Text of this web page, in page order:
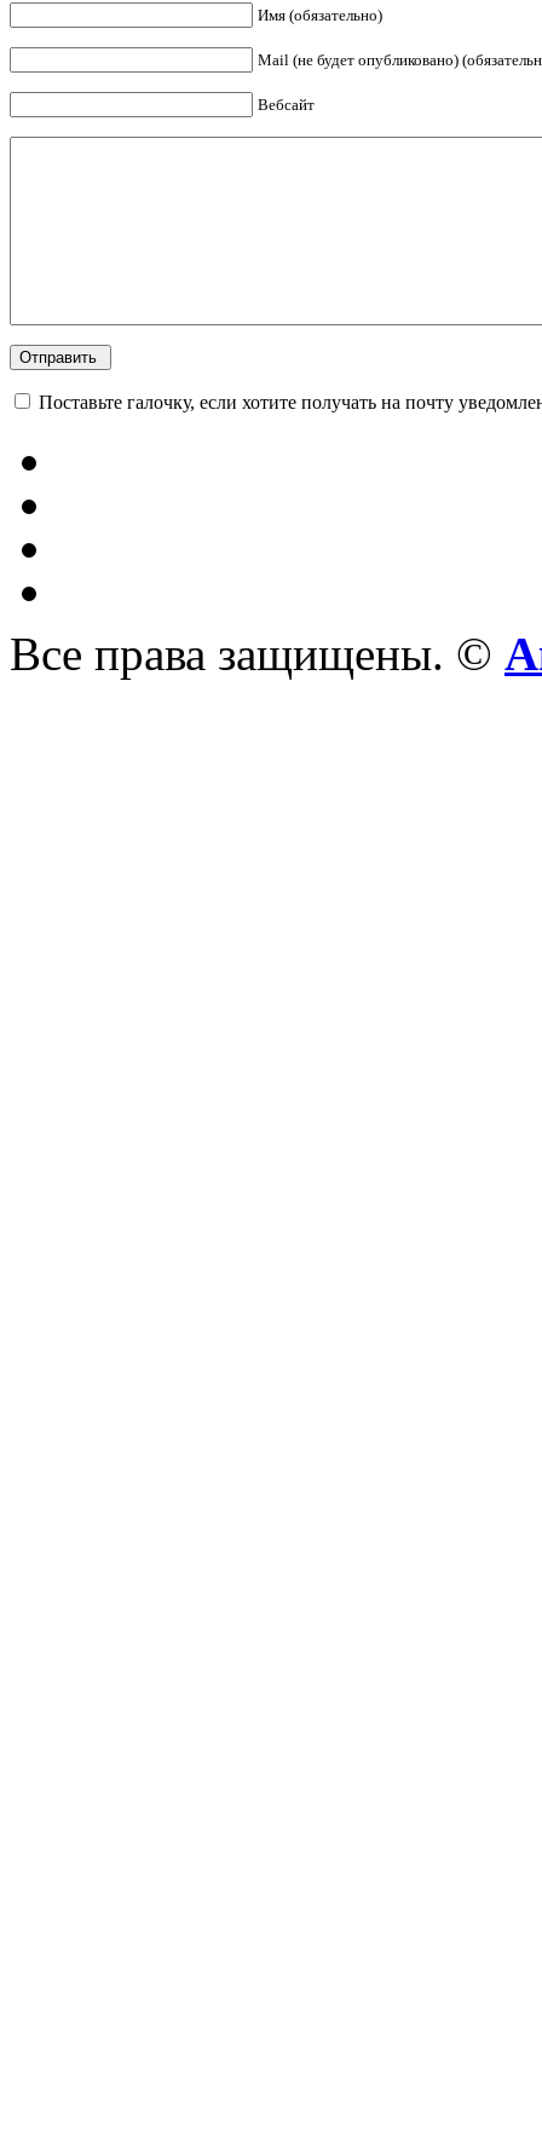
Имя (обязательно)
Mail (не будет опубликовано)
Вебсайт
Поставьте галочку, если хотите получать на почту
Все права защищены. ©